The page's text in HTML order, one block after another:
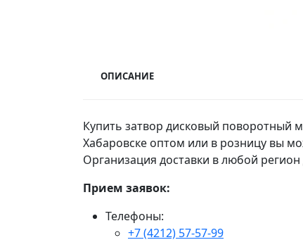
ОПИСАНИЕ
Купить затвор дисковый поворотный
Хабаровске оптом или в розницу вы
Организация доставки в любой регион
Прием заявок:
Телефоны:
+7 (4212) 57-57-99